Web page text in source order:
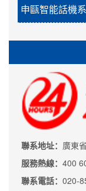
申甌智能話機
聯系地址： 廣東
服務熱線： 400
聯系電話： 020-